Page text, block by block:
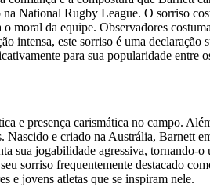
National Rugby League. O sorriso
moral da equipe. Observadores
intensa, este sorriso é uma
para sua popularidade entre
e presença carismática no campo.
Nascido e criado na Austrália,
sua jogabilidade agressiva, tornando-
sorriso frequentemente destacado
e jovens atletas que se inspiram nele.